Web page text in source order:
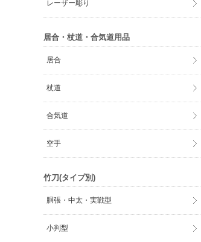
レーザー彫り
居合・杖道・合気道用品
居合
杖道
合気道
空手
竹刀(タイプ別)
胴張・中太・実戦型
小判型